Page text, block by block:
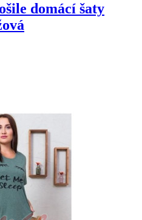
domácí šaty